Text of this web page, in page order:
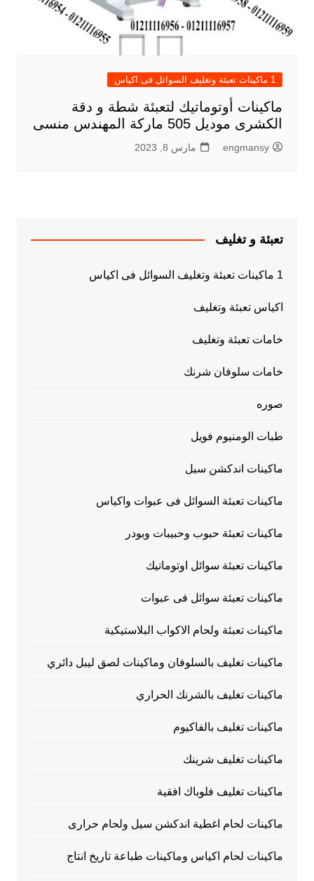
1 ماكينات تعبئة وتغليف السوائل فى اكياس
ماكينات أوتوماتيك لتعبئة شطة و دقة
الكشرى موديل 505 ماركة المهندس منسى
engmansy مارس 8, 2023
تعبئة و تغليف
1 ماكينات تعبئة وتغليف السوائل فى اكياس
اكياس تعبئة وتغليف
خامات تعبئة وتغليف
خامات سلوفان شرنك
صوره
طبات الومنيوم فويل
ماكينات اندكشن سيل
ماكينات تعبئة السوائل فى عبوات واكياس
ماكينات تعبئة حبوب وحبيبات وبودر
ماكينات تعبئة سوائل اوتوماتيك
ماكينات تعبئة سوائل فى عبوات
ماكينات تعبئة ولحام الاكواب البلاستيكية
ماكينات تغليف بالسلوفان وماكينات لصق ليبل دائري
ماكينات تغليف بالشرنك الحراري
ماكينات تغليف بالفاكيوم
ماكينات تغليف شرينك
ماكينات تغليف فلوباك افقية
ماكينات لحام اغطية اندكشن سيل ولحام حرارى
ماكينات لحام اكياس وماكينات طباعة تاريخ انتاج